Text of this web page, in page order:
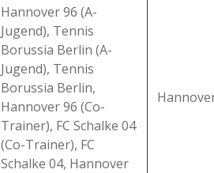
Hannover 96 (A-
Jugend), Tennis
Borussia Berlin (A-
Jugend), Tennis
Borussia Berlin,
Hannover 96 (Co-
Trainer), FC Schalke 04
(Co-Trainer), FC
Schalke 04, Hannover